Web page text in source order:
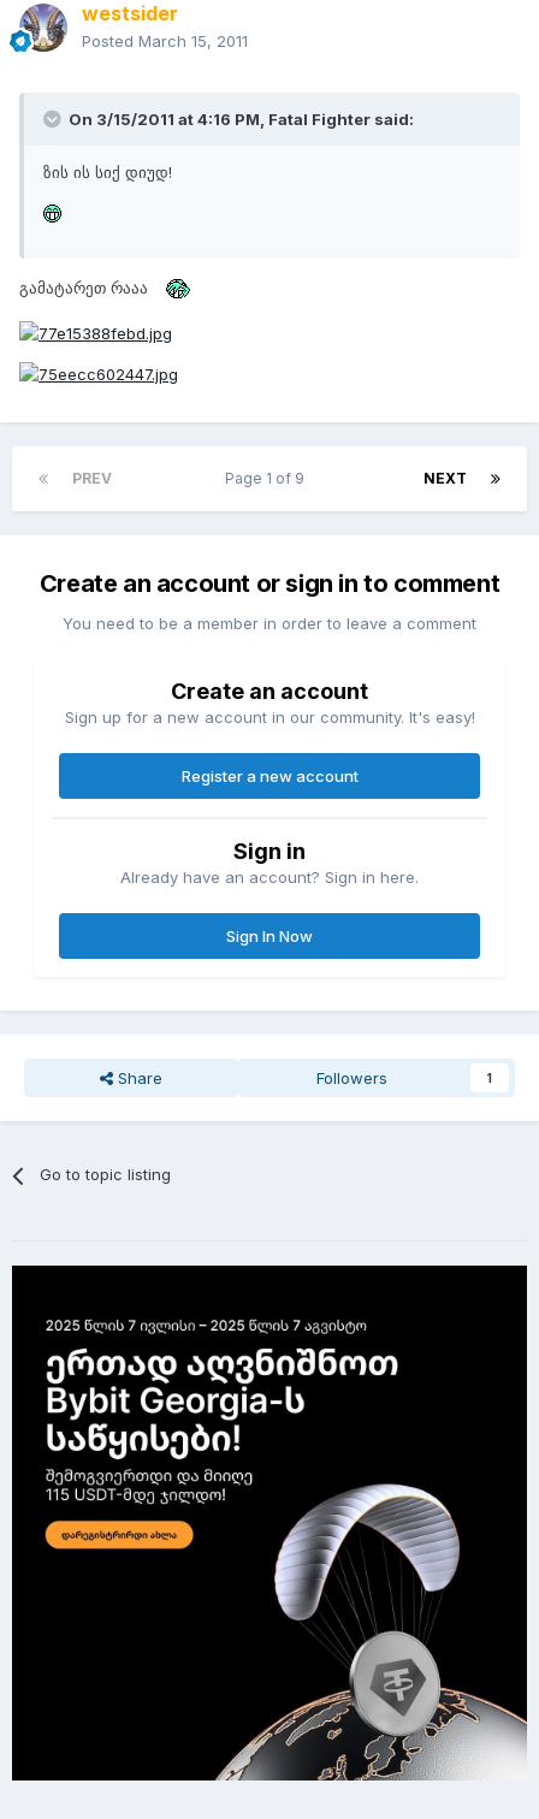
westsider
Posted March 15, 2011
On 3/15/2011 at 4:16 PM, Fatal Fighter said:
ზის ის სიქ დიუდ!
გამატარეთ რააა
PREV NEXT
Page 1 of 9
Create an account or sign in to comment
You need to be a member in order to leave a comment
Create an account
Sign up for a new account in our community. It's easy!
Register a new account
Sign in
Already have an account? Sign in here.
Sign In Now
Share Followers 1
Go to topic listing